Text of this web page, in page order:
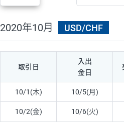
2020年10月 USD/CHF
取引日
入出
金日
10/1(木) 10/5(月)
10/2(金) 10/6(火)